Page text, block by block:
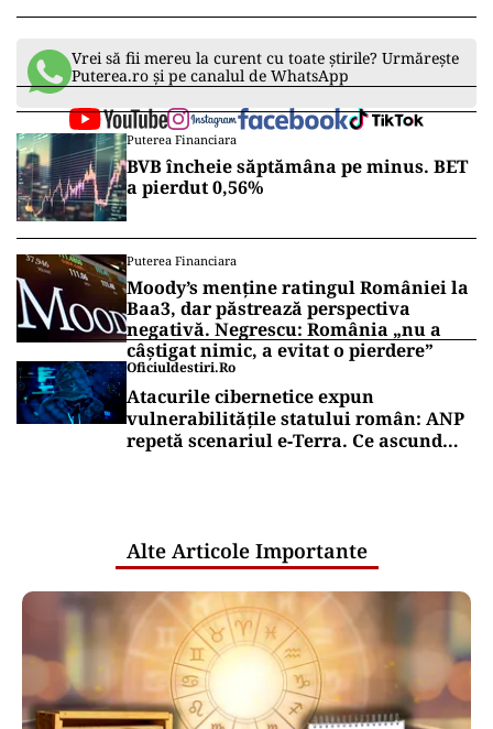
Vrei să fii mereu la curent cu toate știrile? Urmărește
Puterea.ro și pe canalul de WhatsApp
Puterea Financiara
BVB încheie săptămâna pe minus. BET
a pierdut 0,56%
Puterea Financiara
Moody’s menține ratingul României la
Baa3, dar păstrează perspectiva
negativă. Negrescu: România „nu a
câștigat nimic, a evitat o pierdere”
Oficiuldestiri.ro
Atacurile cibernetice expun
vulnerabilitățile statului român: ANP
repetă scenariul e‑Terra. Ce ascund
Alte Articole Importante